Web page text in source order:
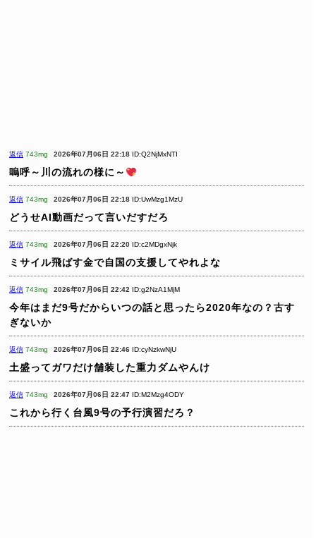
返信 743mg 2026年07月06日 22:18 ID:Q2NjMxNTI
嗚呼～川の流れの様に～
返信 743mg 2026年07月06日 22:18 ID:UwMzg1MzU
どうせAI動画だって言いだすだろ
返信 743mg 2026年07月06日 22:20 ID:c2MDgxNjk
ミサイル飛ばす金で自国の支援してやれよな
返信 743mg 2026年07月06日 22:42 ID:g2NzA1MjM
今年はまだ9号だからいつの話と思ったら2020年なの？古す
ぎないか
返信 743mg 2026年07月06日 22:46 ID:cyNzkwNjU
土盛ってガワだけ舗装した重力ダムやんけ
返信 743mg 2026年07月06日 22:47 ID:M2Mzg4ODY
これから行く台風9号の予行演習だろ？